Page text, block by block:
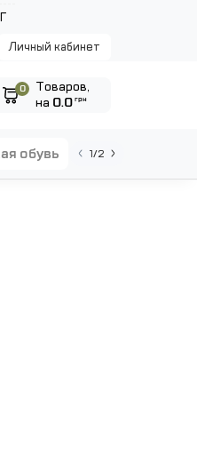
Личный кабинет
0
Tоваров,
на 0.0грн
обувь 1/2